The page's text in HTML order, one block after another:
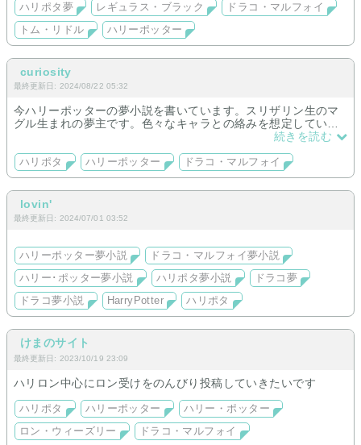
天使と呼ばれた転生オリ主とその家族(マルフォイ家とハリーと
オリ主の両親)原作沿い
ハリポタ夢 レギュラス・ブラック
ドラコ・マルフォイ
トム・リドル
ハリーポッター
curiosity
最終更新日: 2024/08/22 05:32
今ハリーポッターの夢小説を書いています。スリザリン生のマ
グル生まれの夢主です。色々なキャラとの絡みを想定していま
続きを読む
ハリポタ ハリーポッター ドラコ・マルフォイ
lovin'
最終更新日: 2024/07/01 03:52
ハリーポッター夢小説
ドラコ・マルフォイ夢小説
ハリー･ポッター夢小説
ハリポタ夢小説
ドラコ夢
ドラコ夢小説
HarryPotter ハリポタ
けまのサイト
最終更新日: 2023/10/19 23:09
ハリロン中心にロン受けをのんびり投稿していきたいです
ハリポタ ハリーポッター
ハリー・ポッター
ロン・ウィーズリー
ドラコ・マルフォイ